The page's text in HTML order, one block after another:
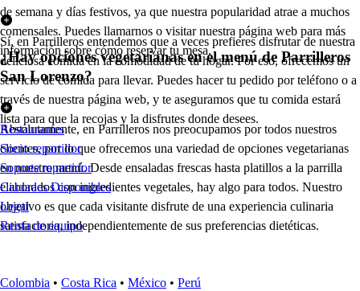
de semana y días festivos, ya que nuestra popularidad atrae a muchos
comensales. Puedes llamarnos o visitar nuestra página web para más
información sobre cómo reservar tu mesa.
Sí, en Parrilleros entendemos que a veces prefieres disfrutar de nuestra
deliciosa comida en la comodidad de tu hogar. Por eso, ofrecemos un
servicio de comida para llevar. Puedes hacer tu pedido por teléfono o a
través de nuestra página web, y te aseguramos que tu comida estará
lista para que la recojas y la disfrutes donde desees.
¿Hay opciones vegetarianas en el menú de Parrilleros
San Lorenzo?
Absolutamente, en Parrilleros nos preocupamos por todos nuestros
clientes, por lo que ofrecemos una variedad de opciones vegetarianas
en nuestro menú. Desde ensaladas frescas hasta platillos a la parrilla
elaborados con ingredientes vegetales, hay algo para todos. Nuestro
objetivo es que cada visitante disfrute de una experiencia culinaria
satisfactoria, independientemente de sus preferencias dietéticas.
Restaurantes
Socio repartidor
Soporte repartidor
Ciudades Disponibles
Legal
Renta de equipo
Colombia • Costa Rica • México • Perú